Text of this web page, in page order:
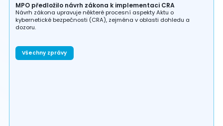
MPO předložilo návrh zákona k implementaci CRA
Návrh zákona upravuje některé procesní aspekty Aktu o
kybernetické bezpečnosti (CRA), zejména v oblasti dohledu a
dozoru.
Všechny zprávy